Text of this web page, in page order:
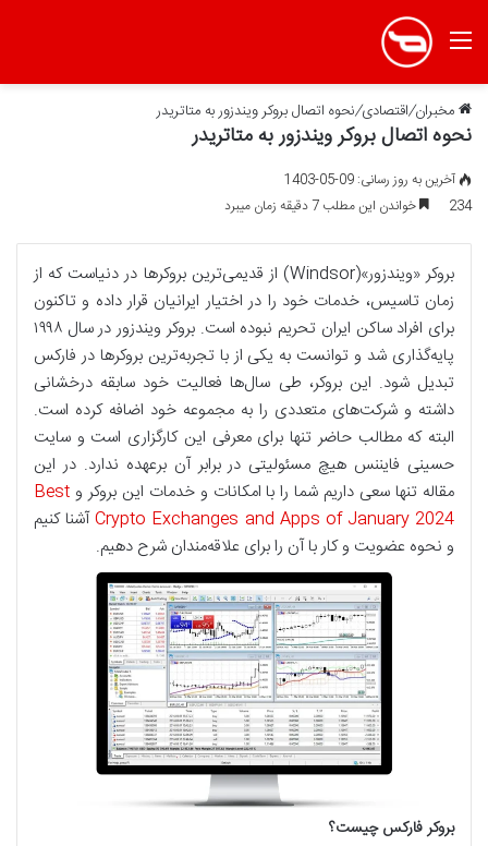
منو
مخبران/اقتصادی/نحوه اتصال بروکر ویندزور به متاتریدر
نحوه اتصال بروکر ویندزور به متاتریدر
آخرین به روز رسانی: 09-05-1403
234
خواندن این مطلب 7 دقیقه زمان میبرد
بروکر «ویندزور»(Windsor) از قدیمی‌ترین بروکرها در دنیاست که از
زمان تاسیس، خدمات خود را در اختیار ایرانیان قرار داده و تاکنون
برای افراد ساکن ایران تحریم نبوده است. بروکر ویندزور در سال ۱۹۹۸
پایه‌گذاری شد و توانست به یکی از با تجربه‌ترین بروکرها در فارکس
تبدیل شود. این بروکر، طی سال‌ها فعالیت خود سابقه درخشانی
داشته و شرکت‌های متعددی را به مجموعه خود اضافه کرده است.
البته که مطالب حاضر تنها برای معرفی این کارگزاری است و سایت
حسینی فایننس هیچ مسئولیتی در برابر آن برعهده ندارد. در این
مقاله تنها سعی داریم شما را با امکانات و خدمات این بروکر و Best
Crypto Exchanges and Apps of January 2024آشنا کنیم
و نحوه عضویت و کار با آن را برای علاقه‌مندان شرح دهیم.
بروکر فارکس چیست؟